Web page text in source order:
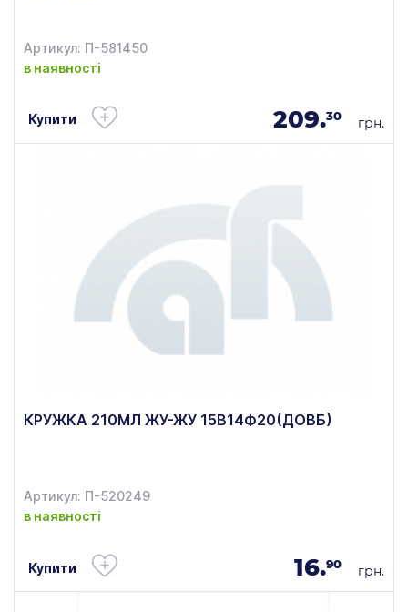
Артикул: П-581450
в наявності
Купити 209.30 грн.
КРУЖКА 210МЛ ЖУ-ЖУ 15В14Ф20(ДОВБ)
Артикул: П-520249
в наявності
Купити 16.90 грн.